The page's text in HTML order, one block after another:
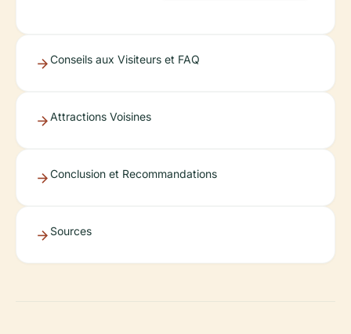
Conseils aux Visiteurs et FAQ
Attractions Voisines
Conclusion et Recommandations
Sources